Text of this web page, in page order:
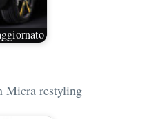
Micra restyling